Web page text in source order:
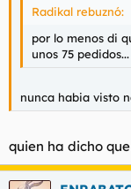
Radikal rebuznó:
por lo menos di
unos 75 pedidos...
nunca habia visto
quien ha dicho